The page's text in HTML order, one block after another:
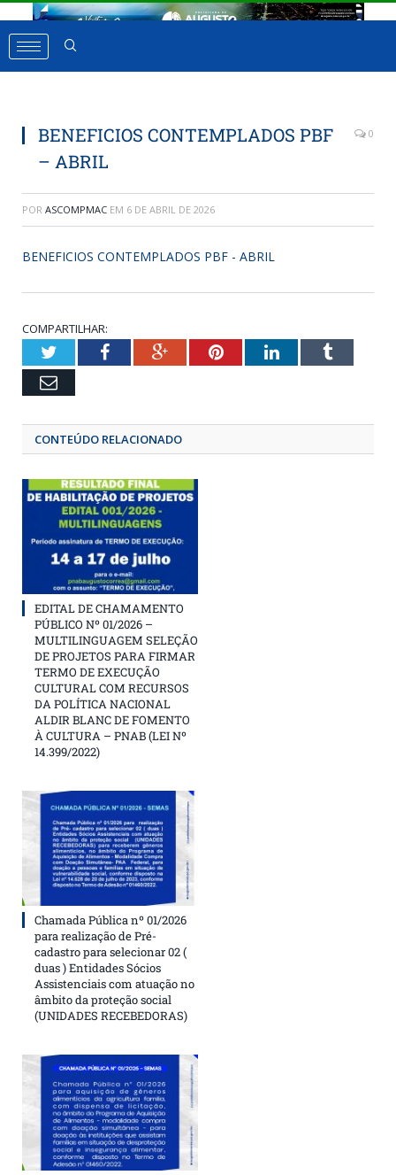
BENEFICIOS CONTEMPLADOS PBF
– ABRIL
0
POR ASCOMPMAC EM 6 DE ABRIL DE 2026
BENEFICIOS CONTEMPLADOS PBF - ABRIL
COMPARTILHAR:
TwitterFacebookGoogle+Pinterest
LinkedIn
Email
CONTEÚDO RELACIONADO
EDITAL DE CHAMAMENTO
PÚBLICO Nº 01/2026 –
MULTILINGUAGEM SELEÇÃO
DE PROJETOS PARA FIRMAR
TERMO DE EXECUÇÃO
CULTURAL COM RECURSOS
DA POLÍTICA NACIONAL
ALDIR BLANC DE FOMENTO
À CULTURA – PNAB (LEI Nº
14.399/2022)
Chamada Pública nº 01/2026
para realização de Pré-
cadastro para selecionar 02 (
duas ) Entidades Sócios
Assistenciais com atuação no
âmbito da proteção social
(UNIDADES RECEBEDORAS)